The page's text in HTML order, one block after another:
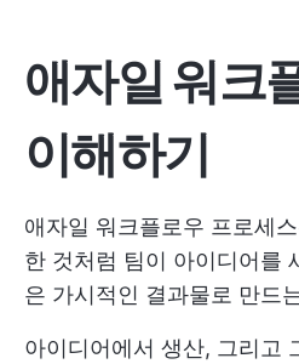
애자일 워크
이해하기
애자일 워크플로우 프로세
한 것처럼 팀이 아이디어를
은 가시적인 결과물로 만드
아이디어에서 생산, 그리고